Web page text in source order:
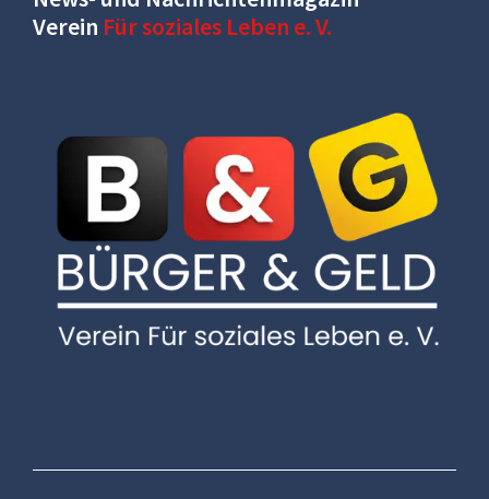
Verein Für soziales Leben e. V.